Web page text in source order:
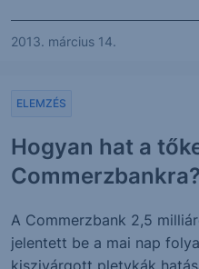
2013. március 14.
Hogyan hat a
ELEMZÉS
A Commerzbank 2,5
jelentett be a mai nap
kiszivárgott pletykák